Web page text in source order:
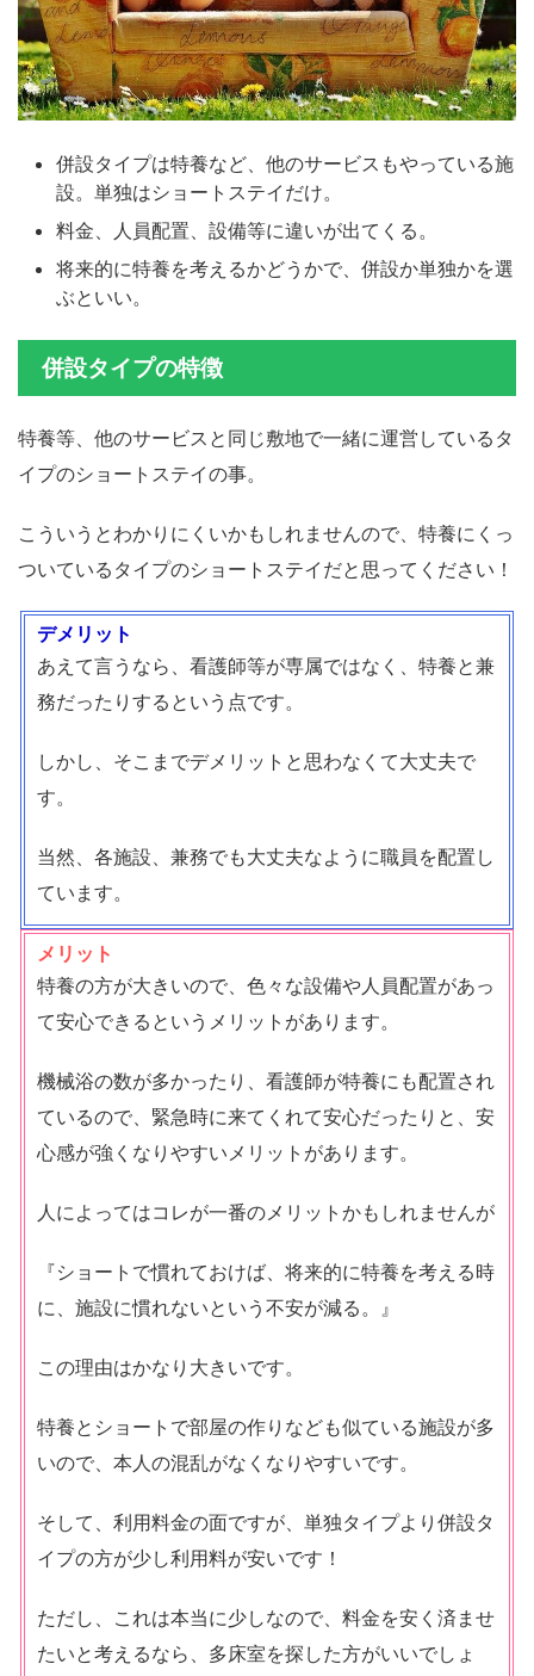
併設タイプは特養など、他のサービスもやっている施
設。単独はショートステイだけ。
料金、人員配置、設備等に違いが出てくる。
将来的に特養を考えるかどうかで、併設か単独かを選
ぶといい。
併設タイプの特徴
特養等、他のサービスと同じ敷地で一緒に運営しているタ
イプのショートステイの事。
こういうとわかりにくいかもしれませんので、特養にくっ
ついているタイプのショートステイだと思ってください！
デメリット
あえて言うなら、看護師等が専属ではなく、特養と兼
務だったりするという点です。
しかし、そこまでデメリットと思わなくて大丈夫で
す。
当然、各施設、兼務でも大丈夫なように職員を配置し
ています。
メリット
特養の方が大きいので、色々な設備や人員配置があっ
て安心できるというメリットがあります。
機械浴の数が多かったり、看護師が特養にも配置され
ているので、緊急時に来てくれて安心だったりと、安
心感が強くなりやすいメリットがあります。
人によってはコレが一番のメリットかもしれませんが
『ショートで慣れておけば、将来的に特養を考える時
に、施設に慣れないという不安が減る。』
この理由はかなり大きいです。
特養とショートで部屋の作りなども似ている施設が多
いので、本人の混乱がなくなりやすいです。
そして、利用料金の面ですが、単独タイプより併設タ
イプの方が少し利用料が安いです！
ただし、これは本当に少しなので、料金を安く済ませ
たいと考えるなら、多床室を探した方がいいでしょ